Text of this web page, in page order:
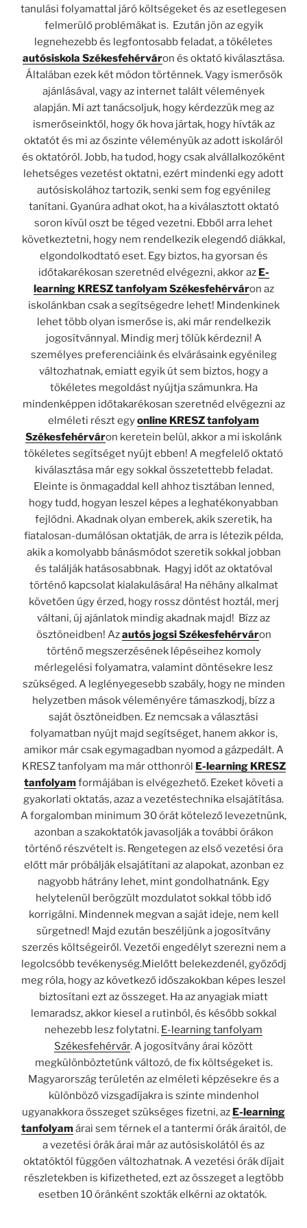
tanulási folyamattal járó költségeket és az esetlegesen
felmerülő problémákat is. Ezután jön az egyik
legnehezebb és legfontosabb feladat, a tökéletes
autósiskola Székesfehérváron és oktató kiválasztása.
Általában ezek két módon történnek. Vagy ismerősök
ajánlásával,vagy az internet talált vélemények
alapján. Mi azt tanácsoljuk, hogy kérdezzük meg az
ismerőseinktől, hogy ők hova jártak, hogy hívták az
oktatót és mi az őszinte véleményük az adott iskoláról
és oktatóról. Jobb, ha tudod, hogy csak alvállalkozóként
lehetséges vezetést oktatni, ezért mindenki egy adott
autósiskolához tartozik, senki sem fog egyénileg
tanítani. Gyanúra adhat okot, ha a kiválasztott oktató
soron kívül oszt be téged vezetni. Ebből arra lehet
következtetni, hogy nem rendelkezik elegendő diákkal,
elgondolkodtató eset. Egy biztos, ha gyorsan és
időtakarékosan szeretnéd elvégezni, akkor az E-
learning KRESZ tanfolyam Székesfehérváron az
iskolánkban csak a segítségedre lehet! Mindenkinek
lehet több olyan ismerőse is, aki már rendelkezik
jogosítvánnyal. Mindig merj tőlük kérdezni! A
személyes preferenciáink és elvárásaink egyénileg
változhatnak, emiatt egyik út sem biztos, hogy a
tökéletes megoldást nyújtja számunkra. Ha
mindenképpen időtakarékosan szeretnéd elvégezni az
elméleti részt egyonline KRESZ tanfolyam
Székesfehérváron keretein belül, akkor a mi iskolánk
tökéletes segítséget nyújt ebben! A megfelelő oktató
kiválasztása már egy sokkal összetettebb feladat.
Eleinte is önmagaddal kell ahhoz tisztában lenned,
hogy tudd, hogyan leszel képes a leghatékonyabban
fejlődni. Akadnak olyan emberek, akik szeretik, ha
fiatalosan-dumálósan oktatják, de arra is létezik példa,
akik a komolyabb bánásmódot szeretik sokkal jobban
és találják hatásosabbnak. Hagyj időt az oktatóval
történő kapcsolat kialakulására! Ha néhány alkalmat
követően úgy érzed, hogy rossz döntést hoztál, merj
váltani, új ajánlatok mindig akadnak majd! Bízz az
ösztöneidben! Azautós jogsi Székesfehérváron
történő megszerzésének lépéseihez komoly
mérlegelési folyamatra, valamint döntésekre lesz
szükséged. A leglényegesebb szabály, hogy ne minden
helyzetben mások véleményére támaszkodj, bízz a
saját ösztöneidben. Ez nemcsak a választási
folyamatban nyújt majd segítséget, hanem akkor is,
amikor már csak egymagadban nyomod a gázpedált. A
KRESZ tanfolyam ma már otthonról E-learning KRESZ
tanfolyamformájában is elvégezhető. Ezeket követi a
gyakorlati oktatás, azaz avezetéstechnika elsajátítása.
A forgalomban minimum 30 órát kötelező levezetnünk,
azonban a szakoktatók javasolják a további órákon
történő részvételt is. Rengetegen az első vezetési óra
előtt már próbálják elsajátítani az alapokat, azonban ez
nagyobb hátrány lehet, mint gondolhatnánk. Egy
helytelenül berögzült mozdulatot sokkal több idő
korrigálni. Mindennek megvan a saját ideje, nem kell
sürgetned! Majd ezután beszéljünk a jogosítvány
szerzés költségeiről. Vezetői engedélyt szerezni nem a
legolcsóbb tevékenység.Mielőtt belekezdenél, győződj
meg róla, hogy az következő időszakokban képes leszel
biztosítani ezt az összeget. Ha az anyagiak miatt
lemaradsz, akkor kiesel a rutinból, és később sokkal
nehezebb lesz folytatni. E-learning tanfolyam
Székesfehérvár. A jogosítvány árai között
megkülönböztetünk változó, de fix költségeket is.
Magyarország területén az elméleti képzésekre és a
különböző vizsgadíjakra is szinte mindenhol
ugyanakkora összeget szükséges fizetni, az E-learning
tanfolyamárai sem térnek el a tantermi órák áraitól, de
a vezetési órák árai már az autósiskolától és az
oktatóktól függően változhatnak. A vezetési órák díjait
részletekben is kifizetheted, ezt az összeget a legtöbb
esetben 10 óránként szokták elkérni az oktatók.